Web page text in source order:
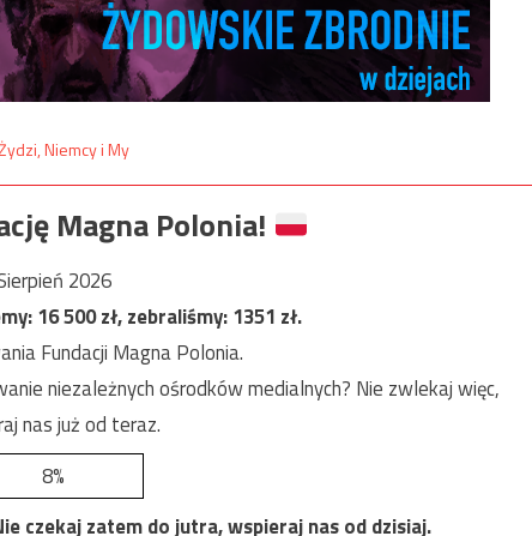
Magna Polonia!
2026
16 500zł, zebraliśmy:1351 zł.
Fundacji Magna Polonia.
niezależnych ośrodków medialnych? Nie zwlekaj więc,
nas już od teraz.
8%
czekaj zatem do jutra, wspieraj nas od dzisiaj.